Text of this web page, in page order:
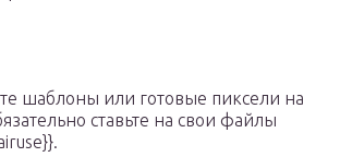
шаблоны или готовые пиксели на
ставьте на свои файлы